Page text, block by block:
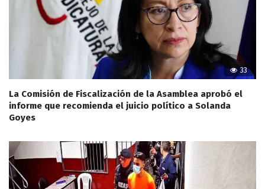
33
La Comisión de Fiscalización de la Asamblea aprobó el
informe que recomienda el juicio político a Solanda
Goyes